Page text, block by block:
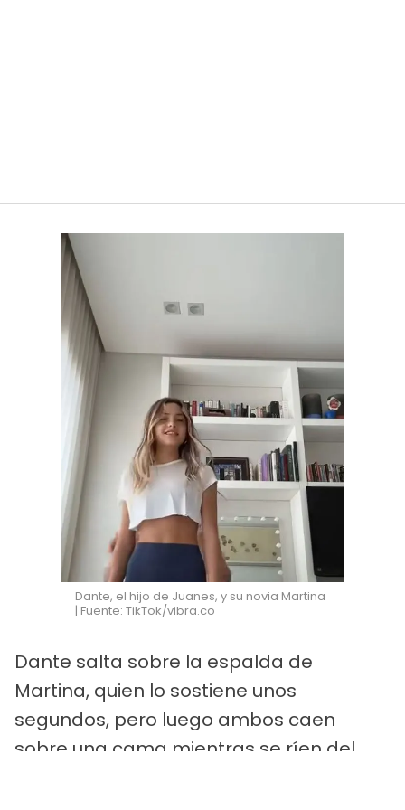
Dante, el hijo de Juanes, y su novia Martina
| Fuente: TikTok/vibra.co
Dante salta sobre la espalda de
Martina, quien lo sostiene unos
segundos, pero luego ambos caen
sobre una cama mientras se ríen del